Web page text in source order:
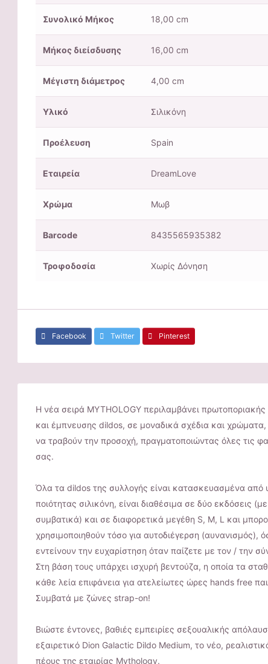
Συνολικό Μήκος 18,00 cm
Μήκος διείσδυσης 16,00 cm
Μέγιστη διάμετρος 4,00 cm
Υλικό Σιλικόνη
Προέλευση Spain
Εταιρεία DreamLove
Χρώμα Μωβ
Barcode 8435565935382
Τροφοδοσία Χωρίς Δόνηση
Facebook Twitter Pinterest
Η νέα σειρά MYTHOLOGY περιλαμβάνει πρωτοποριακής
και έμπνευσης dildos, σε μοναδικά σχέδια και
να τραβούν την προσοχή, πραγματοποιώντας όλες τις
σας.
Όλα τα dildos της συλλογής είναι κατασκευασμένα από
ποιότητας σιλικόνη, είναι διαθέσιμα σε δύο εκδόσεις
συμβατικά) και σε διαφορετικά μεγέθη S, M, L και
χρησιμοποιηθούν τόσο για αυτοδιέγερση (αυνανισμός),
εντείνουν την ευχαρίστηση όταν παίζετε με τον / την
Στη βάση τους υπάρχει ισχυρή βεντούζα, η οποία τα
κάθε λεία επιφάνεια για ατελείωτες ώρες hands free
Συμβατά με ζώνες strap-on!
Βιώστε έντονες, βαθιές εμπειρίες σεξουαλικής
εξαιρετικό Dion Galactic Dildo Medium, το νέο,
πέους της εταιρίας Mythology.